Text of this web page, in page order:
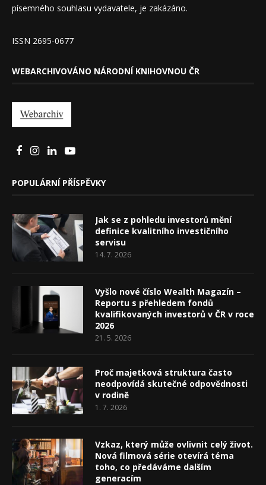
písemného souhlasu vydavatele, je zakázáno.
ISSN 2695-0677
WEBARCHIVOVÁNO NÁRODNÍ KNIHOVNOU ČR
POPULÁRNÍ PŘÍSPĚVKY
Jak se z pohledu investorů mění
definice kvalitního investičního
servisu
14. 7. 2026
Vyšlo nové číslo Wealth Magazín –
Reportu s přehledem fondů
kvalifikovaných investorů v ČR v roce
2026
21. 5. 2026
Proč majetková struktura často
neodpovídá skutečné odpovědnosti
v rodině
1. 7. 2026
Vzkaz, který může ovlivnit celý život.
Nová filmová série otevírá téma
toho, co předáváme dalším
generacím